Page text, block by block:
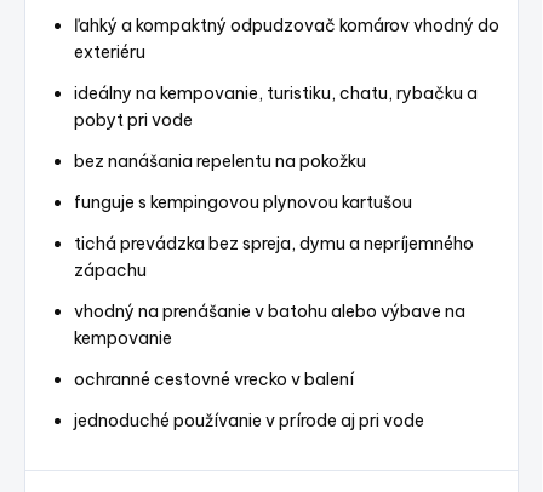
ľahký a kompaktný odpudzovač komárov vhodný do
exteriéru
ideálny na kempovanie, turistiku, chatu, rybačku a
pobyt pri vode
bez nanášania repelentu na pokožku
funguje s kempingovou plynovou kartušou
tichá prevádzka bez spreja, dymu a nepríjemného
zápachu
vhodný na prenášanie v batohu alebo výbave na
kempovanie
ochranné cestovné vrecko v balení
jednoduché používanie v prírode aj pri vode